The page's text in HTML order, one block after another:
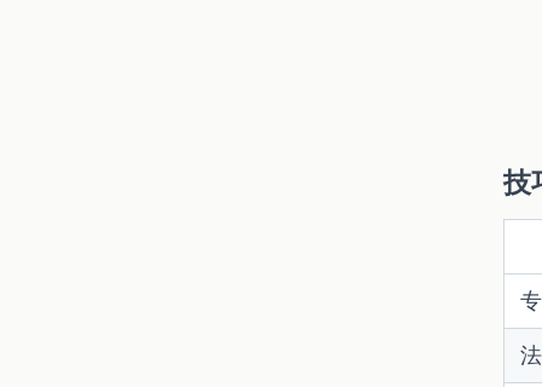
技